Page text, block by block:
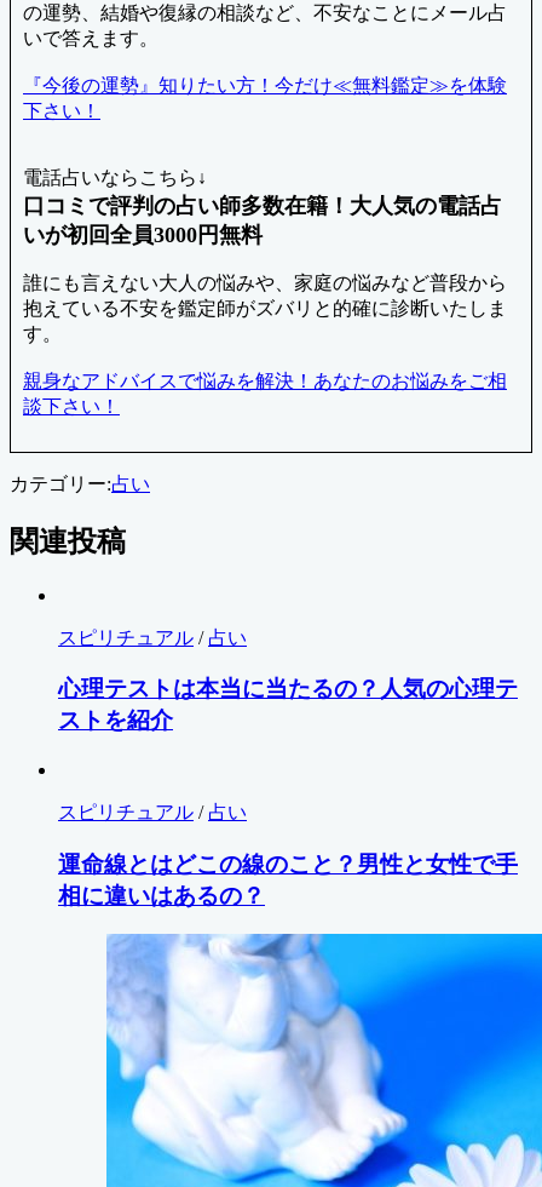
の運勢、結婚や復縁の相談など、不安なことにメール占
いで答えます。
『今後の運勢』知りたい方！今だけ≪無料鑑定≫を体験
下さい！
電話占いならこちら↓
口コミで評判の占い師多数在籍！大人気の電話占
いが初回全員3000円無料
誰にも言えない大人の悩みや、家庭の悩みなど普段から
抱えている不安を鑑定師がズバリと的確に診断いたしま
す。
親身なアドバイスで悩みを解決！あなたのお悩みをご相
談下さい！
カテゴリー:占い
関連投稿
スピリチュアル / 占い
心理テストは本当に当たるの？人気の心理テ
ストを紹介
スピリチュアル / 占い
運命線とはどこの線のこと？男性と女性で手
相に違いはあるの？